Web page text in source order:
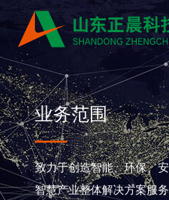
业务范围
致力于创造智能、环保、
智慧产业整体解决方案服